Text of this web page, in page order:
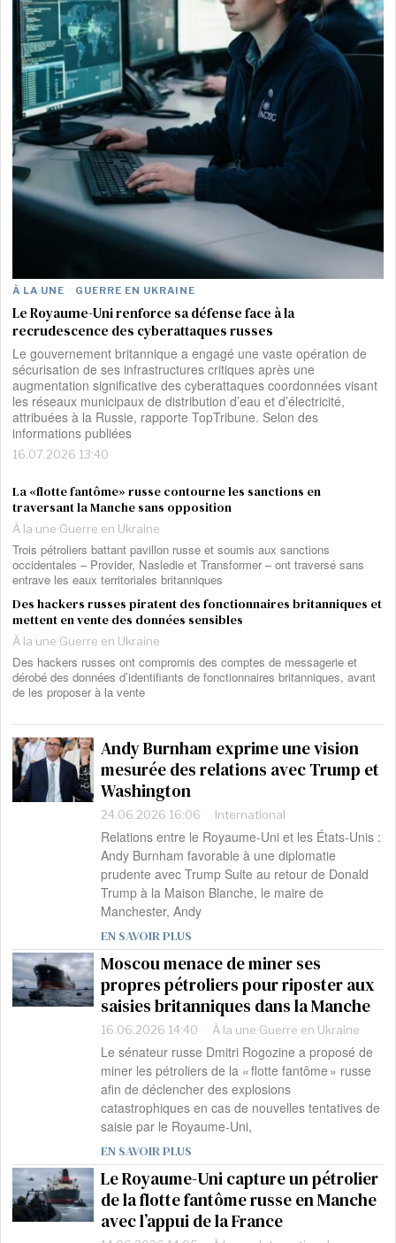
À LA UNE · GUERRE EN UKRAINE
Le Royaume-Uni renforce sa défense face à la
recrudescence des cyberattaques russes
Le gouvernement britannique a engagé une vaste opération de
sécurisation de ses infrastructures critiques après une
augmentation significative des cyberattaques coordonnées visant
les réseaux municipaux de distribution d’eau et d’électricité,
attribuées à la Russie, rapporte TopTribune. Selon des
informations publiées
16.07.2026 13:40
La «flotte fantôme» russe contourne les sanctions en
traversant la Manche sans opposition
À la une·Guerre en Ukraine
Trois pétroliers battant pavillon russe et soumis aux sanctions
occidentales – Provider, Nasledie et Transformer – ont traversé sans
entrave les eaux territoriales britanniques
Des hackers russes piratent des fonctionnaires britanniques et
mettent en vente des données sensibles
À la une·Guerre en Ukraine
Des hackers russes ont compromis des comptes de messagerie et
dérobé des données d’identifiants de fonctionnaires britanniques, avant
de les proposer à la vente
Andy Burnham exprime une vision
mesurée des relations avec Trump et
Washington
24.06.2026 16:06 International
Relations entre le Royaume-Uni et les États-Unis :
Andy Burnham favorable à une diplomatie
prudente avec Trump Suite au retour de Donald
Trump à la Maison Blanche, le maire de
Manchester, Andy
EN SAVOIR PLUS
Moscou menace de miner ses
propres pétroliers pour riposter aux
saisies britanniques dans la Manche
16.06.2026 14:40 À la une·Guerre en Ukraine
Le sénateur russe Dmitri Rogozine a proposé de
miner les pétroliers de la « flotte fantôme » russe
afin de déclencher des explosions
catastrophiques en cas de nouvelles tentatives de
saisie par le Royaume-Uni,
EN SAVOIR PLUS
Le Royaume-Uni capture un pétrolier
de la flotte fantôme russe en Manche
avec l’appui de la France